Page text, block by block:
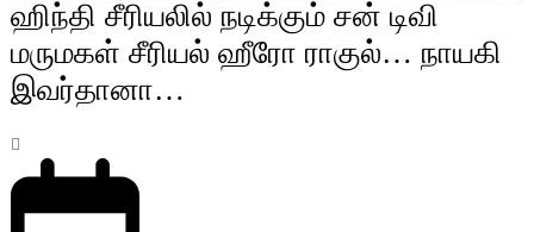
ஹிந்தி சீரியலில் நடிக்கும் சன் டிவி
மருமகள் சீரியல் ஹீரோ ராகுல்… நாயகி
இவர்தானா…